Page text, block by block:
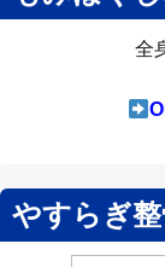
全
やすらぎ